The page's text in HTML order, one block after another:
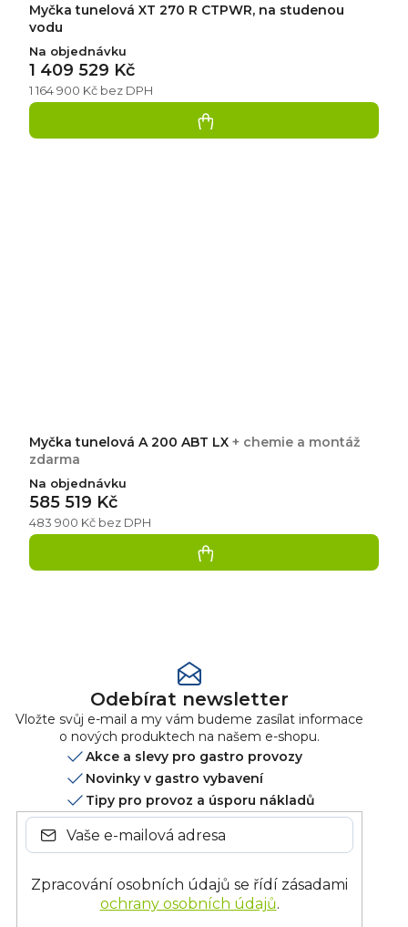
Myčka tunelová XT 270 R CTPWR, na studenou
vodu
Na objednávku
1 164 900 Kč bez DPH
1 409 529 Kč
Myčka tunelová A 200 ABT LX + chemie a montáž
zdarma
Na objednávku
483 900 Kč bez DPH
585 519 Kč
Odebírat newsletter
Vložte svůj e-mail a my vám budeme zasílat informace
o nových produktech na našem e-shopu.
Akce a slevy pro gastro provozy
Novinky v gastro vybavení
Tipy pro provoz a úsporu nákladů
Zpracování osobních údajů se řídí zásadami
ochrany osobních údajů.